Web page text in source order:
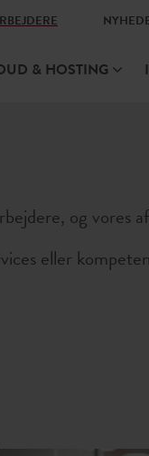
& HOSTING
og vores
eller